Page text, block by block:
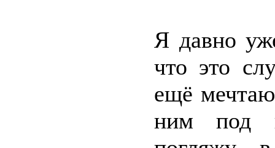
Я давно
что это
ещё
ним под